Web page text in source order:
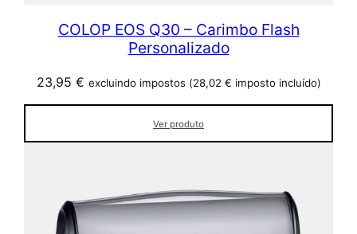
COLOP EOS Q30 – Carimbo Flash
Personalizado
23,95 € excluindo impostos (28,02 € imposto incluído)
Ver produto